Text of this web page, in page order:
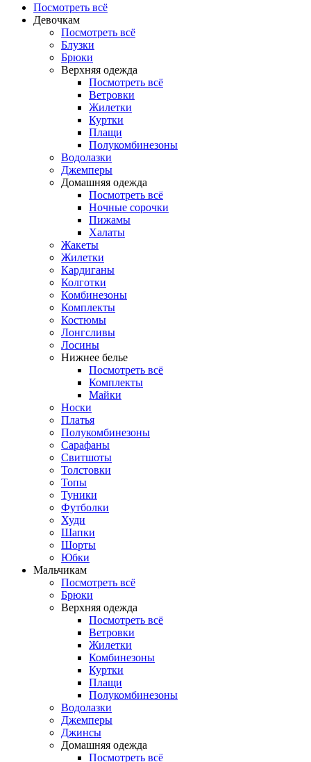
Посмотреть всё
Девочкам
Посмотреть всё
Блузки
Брюки
Верхняя одежда
Посмотреть всё
Ветровки
Жилетки
Куртки
Плащи
Полукомбинезоны
Водолазки
Джемперы
Домашняя одежда
Посмотреть всё
Ночные сорочки
Пижамы
Халаты
Жакеты
Жилетки
Кардиганы
Колготки
Комбинезоны
Комплекты
Костюмы
Лонгсливы
Лосины
Нижнее белье
Посмотреть всё
Комплекты
Майки
Носки
Платья
Полукомбинезоны
Сарафаны
Свитшоты
Толстовки
Топы
Туники
Футболки
Худи
Шапки
Шорты
Юбки
Мальчикам
Посмотреть всё
Брюки
Верхняя одежда
Посмотреть всё
Ветровки
Жилетки
Комбинезоны
Куртки
Плащи
Полукомбинезоны
Водолазки
Джемперы
Джинсы
Домашняя одежда
Посмотреть всё